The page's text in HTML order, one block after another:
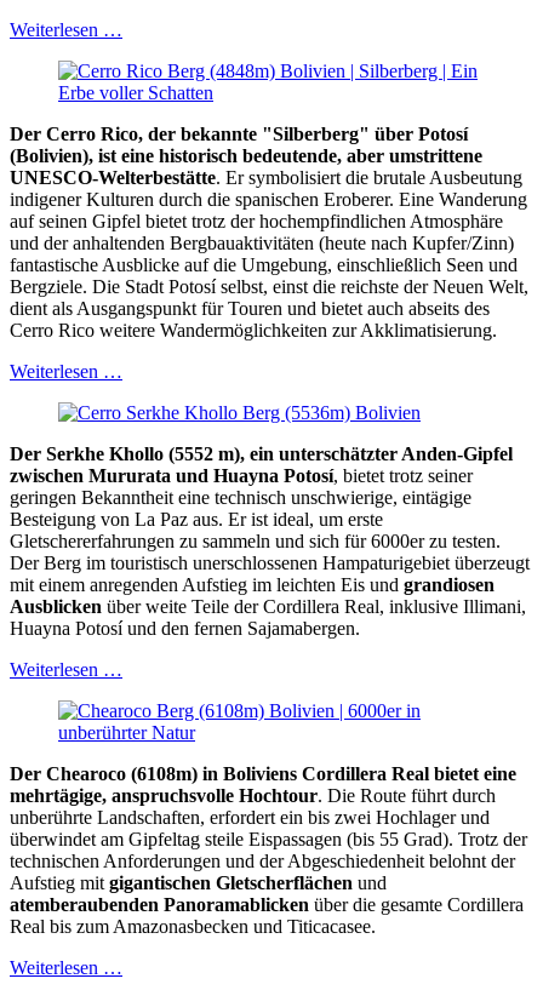
Weiterlesen …
Der Cerro Rico, der bekannte "Silberberg" über Potosí
(Bolivien), ist eine historisch bedeutende, aber umstrittene
UNESCO-Welterbestätte. Er symbolisiert die brutale Ausbeutung
indigener Kulturen durch die spanischen Eroberer. Eine Wanderung
auf seinen Gipfel bietet trotz der hochempfindlichen Atmosphäre
und der anhaltenden Bergbauaktivitäten (heute nach Kupfer/Zinn)
fantastische Ausblicke auf die Umgebung, einschließlich Seen und
Bergziele. Die Stadt Potosí selbst, einst die reichste der Neuen Welt,
dient als Ausgangspunkt für Touren und bietet auch abseits des
Cerro Rico weitere Wandermöglichkeiten zur Akklimatisierung.
Weiterlesen …
Der Serkhe Khollo (5552 m), ein unterschätzter Anden-Gipfel
zwischen Mururata und Huayna Potosí, bietet trotz seiner
geringen Bekanntheit eine technisch unschwierige, eintägige
Besteigung von La Paz aus. Er ist ideal, um erste
Gletschererfahrungen zu sammeln und sich für 6000er zu testen.
Der Berg im touristisch unerschlossenen Hampaturigebiet überzeugt
mit einem anregenden Aufstieg im leichten Eis und grandiosen
Ausblicken über weite Teile der Cordillera Real, inklusive Illimani,
Huayna Potosí und den fernen Sajamabergen.
Weiterlesen …
Der Chearoco (6108m) in Boliviens Cordillera Real bietet eine
mehrtägige, anspruchsvolle Hochtour. Die Route führt durch
unberührte Landschaften, erfordert ein bis zwei Hochlager und
überwindet am Gipfeltag steile Eispassagen (bis 55 Grad). Trotz der
technischen Anforderungen und der Abgeschiedenheit belohnt der
Aufstieg mit gigantischen Gletscherflächen und
atemberaubenden Panoramablicken über die gesamte Cordillera
Real bis zum Amazonasbecken und Titicacasee.
Weiterlesen …